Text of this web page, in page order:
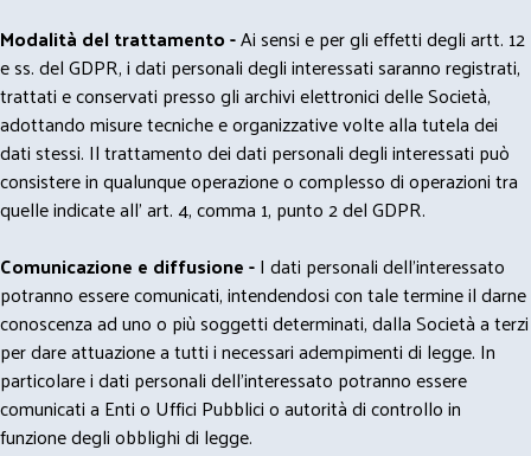
Modalità del trattamento -Ai sensi e per gli effetti degli artt. 12
e ss. del GDPR, i dati personali degli interessati saranno registrati,
trattati e conservati presso gli archivi elettronici delle Società,
adottando misure tecniche e organizzative volte alla tutela dei
dati stessi. Il trattamento dei dati personali degli interessati può
consistere in qualunque operazione o complesso di operazioni tra
quelle indicate all' art. 4, comma 1, punto 2 del GDPR.
Comunicazione e diffusione -I dati personali dell’interessato
potranno essere comunicati, intendendosi con tale termine il darne
conoscenza ad uno o più soggetti determinati, dalla Società a terzi
per dare attuazione a tutti i necessari adempimenti di legge. In
particolare i dati personali dell’interessato potranno essere
comunicati a Enti o Uffici Pubblici o autorità di controllo in
funzione degli obblighi di legge.